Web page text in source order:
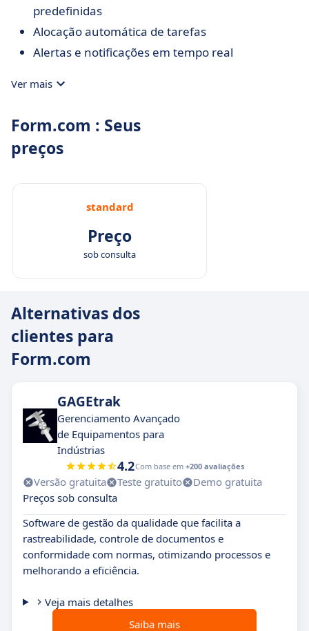
predefinidas
Alocação automática de tarefas
Alertas e notificações em tempo real
Ver mais
Form.com : Seus
preços
standard
Preço
sob consulta
Alternativas dos
clientes para
Form.com
GAGEtrak
Gerenciamento Avançado
de Equipamentos para
Indústrias
4.2Com base em +200 avaliações
Versão gratuita Teste gratuito
Demo gratuita
Preços sob consulta
Software de gestão da qualidade que facilita a
rastreabilidade, controle de documentos e
conformidade com normas, otimizando processos e
melhorando a eficiência.
Veja mais detalhes
Saiba mais